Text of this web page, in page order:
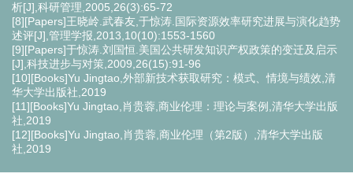
析[J],科研管理,2005,26(3):65-72
[8][Papers]王晓岭.武春友,于惊涛.国际资源效率研究进展与演化趋势
述评[J],管理学报,2013,10(10):1553-1560
[9][Papers]于惊涛.刘国恒.美国公共研发知识产权政策的变迁及启示
[J],科技进步与对策,2009,26(15):91-96
[10][Books]Yu Jingtao,外部新技术获取研究：模式、情境与绩效,清
华大学出版社,2019
[11][Books]Yu Jingtao,肖贵蓉,商业伦理：理论与案例,清华大学出版
社,2019
[12][Books]Yu Jingtao,肖贵蓉,商业伦理（第2版）,清华大学出版
社,2019